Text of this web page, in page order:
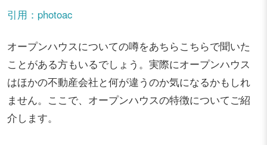
引用：photoac
オープンハウスについての噂をあちらこちらで聞いた
ことがある方もいるでしょう。実際にオープンハウス
はほかの不動産会社と何が違うのか気になるかもしれ
ません。ここで、オープンハウスの特徴についてご紹
介します。